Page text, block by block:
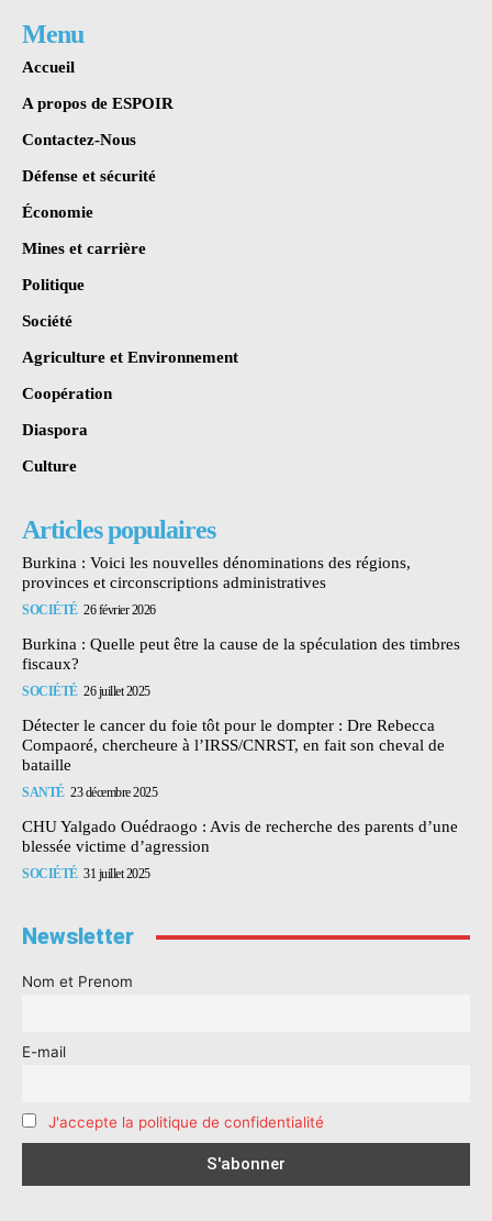
Menu
Accueil
A propos de ESPOIR
Contactez-Nous
Défense et sécurité
Économie
Mines et carrière
Politique
Société
Agriculture et Environnement
Coopération
Diaspora
Culture
Articles populaires
Burkina : Voici les nouvelles dénominations des régions,
provinces et circonscriptions administratives
SOCIÉTÉ 26 février 2026
Burkina : Quelle peut être la cause de la spéculation des timbres
fiscaux?
SOCIÉTÉ 26 juillet 2025
Détecter le cancer du foie tôt pour le dompter : Dre Rebecca
Compaoré, chercheure à l’IRSS/CNRST, en fait son cheval de
bataille
SANTÉ 23 décembre 2025
CHU Yalgado Ouédraogo : Avis de recherche des parents d’une
blessée victime d’agression
SOCIÉTÉ 31 juillet 2025
Newsletter
Nom et Prenom
E-mail
J'accepte la politique de confidentialité